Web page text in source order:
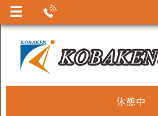
休憩中